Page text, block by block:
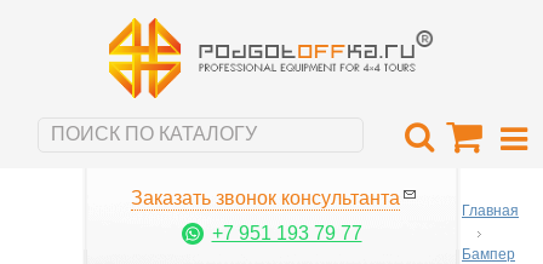
Заказать звонок консультанта
+7 951 193 79 77
Главная
Бампер